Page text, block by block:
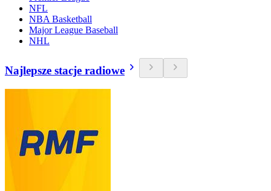
NFL
NBA Basketball
Major League Baseball
NHL
Najlepsze stacje radiowe